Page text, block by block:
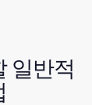
일반적